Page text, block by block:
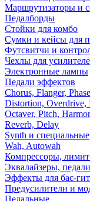
Маршрутизаторы и
Педалборды
Стойки для комбо
Сумки и кейсы для
Футсвитчи и
Чехлы для
Электронные лампы
Педали эффектов
Chorus, Flanger,
Distortion, Overdrive,
Octaver, Pitch,
Reverb, Delay
Synth и специальные
Wah, Autowah
Компрессоры,
Эквалайзеры,
Эффекты для бас-
Предусилители и
Педальные